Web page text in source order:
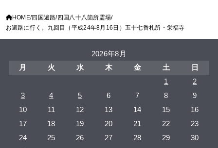
HOME 四国遍路 四国八十八箇所霊場
お遍路に行く。九回目（平成24年8月16日）五十七番札所・栄福寺
2026年8月
月
火 水 木 金 土
日
1
2
3
4 5 6 7 8
9
10
11 12 13 14 15
16
17
18 19 20 21 22
23
24
25 26 27 28 29
30